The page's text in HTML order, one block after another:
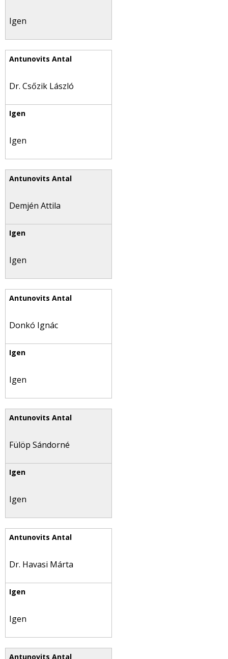
Igen
Dr. Csőzik László
Igen
Demjén Attila
Igen
Donkó Ignác
Igen
Fülöp Sándorné
Igen
Dr. Havasi Márta
Igen